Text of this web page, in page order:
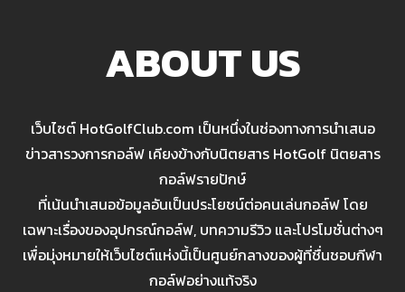
ABOUT US
เว็บไซต์ HotGolfClub.com เป็นหนึ่งในช่องทางการนำเสนอ
ข่าวสารวงการกอล์ฟ เคียงข้างกับนิตยสาร HotGolf นิตยสาร
กอล์ฟรายปักษ์
ที่เน้นนำเสนอข้อมูลอันเป็นประโยชน์ต่อคนเล่นกอล์ฟ โดย
เฉพาะเรื่องของอุปกรณ์กอล์ฟ, บทความรีวิว และโปรโมชั่นต่างๆ
เพื่อมุ่งหมายให้เว็บไซต์แห่งนี้เป็นศูนย์กลางของผู้ที่ชื่นชอบกีฬา
กอล์ฟอย่างแท้จริง